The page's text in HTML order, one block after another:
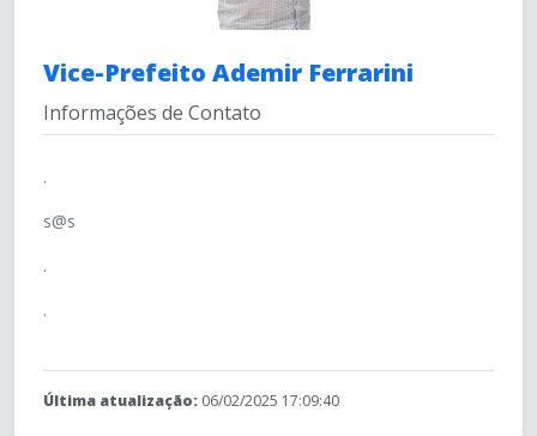
Vice-Prefeito Ademir Ferrarini
Informações de Contato
.
s@s
.
.
Última atualização: 06/02/2025 17:09:40